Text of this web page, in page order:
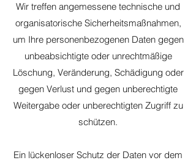
Wir treffen angemessene technische und
organisatorische Sicherheitsmaßnahmen,
um Ihre personenbezogenen Daten gegen
unbeabsichtigte oder unrechtmäßige
Löschung, Veränderung, Schädigung oder
gegen Verlust und gegen unberechtigte
Weitergabe oder unberechtigten Zugriff zu
schützen.
Ein lückenloser Schutz der Daten vor dem